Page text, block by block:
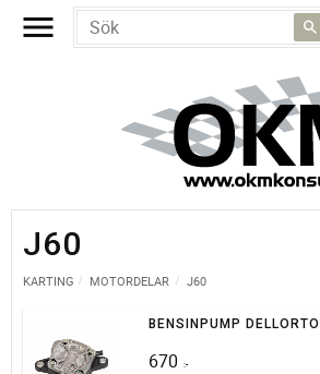
J60
KARTING MOTORDELAR J60
BENSINPUMP DELLORTO
670 :-